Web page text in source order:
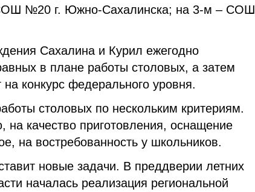
№20 г. Южно-Сахалинска; на 3-м – СОШ
Сахалина и Курил ежегодно
в плане работы столовых, а затем
конкурс федерального уровня.
столовых по нескольким критериям.
качество приготовления, оснащение
на востребованность у школьников.
новые задачи. В преддверии летних
началась реализация региональной